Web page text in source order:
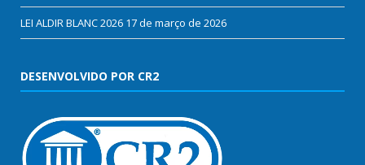
LEI ALDIR BLANC 2026 17 de março de 2026
DESENVOLVIDO POR CR2